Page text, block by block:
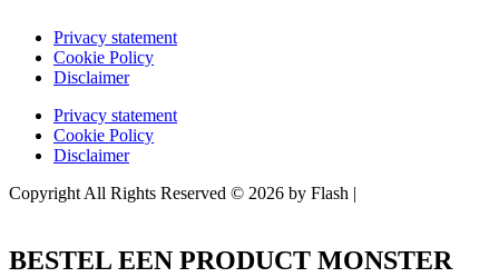
Privacy statement
Cookie Policy
Disclaimer
Privacy statement
Cookie Policy
Disclaimer
Copyright All Rights Reserved © 2026 by Flash |
BESTEL EEN PRODUCT MONSTER